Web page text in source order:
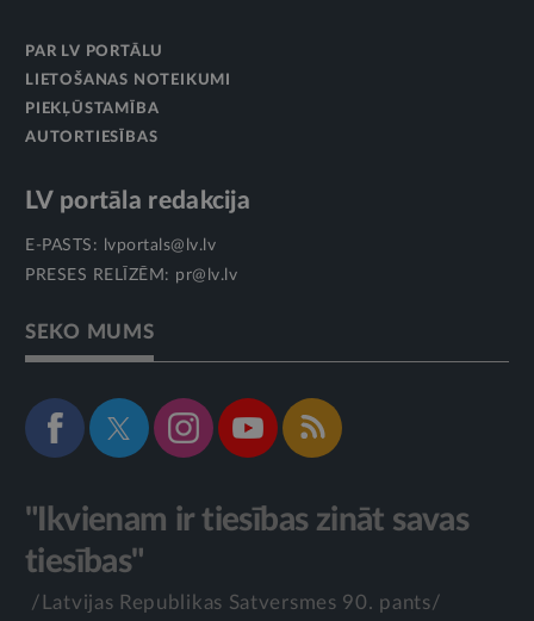
PAR LV PORTĀLU
LIETOŠANAS NOTEIKUMI
PIEKĻŪSTAMĪBA
AUTORTIESĪBAS
LV portāla redakcija
E-PASTS:
lvportals@lv.lv
PRESES RELĪZĒM: pr@lv.lv
SEKO MUMS
"Ikvienam ir tiesības zināt savas
tiesības"
/Latvijas Republikas Satversmes 90. pants/